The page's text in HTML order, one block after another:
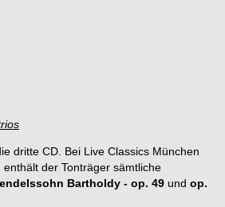
dritte CD. Bei Live Classics München
der Tonträger sämtliche
Bartholdy - op. 49 und op.